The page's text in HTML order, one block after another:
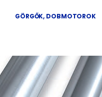
GÖRGŐK, DOBMOTOROK